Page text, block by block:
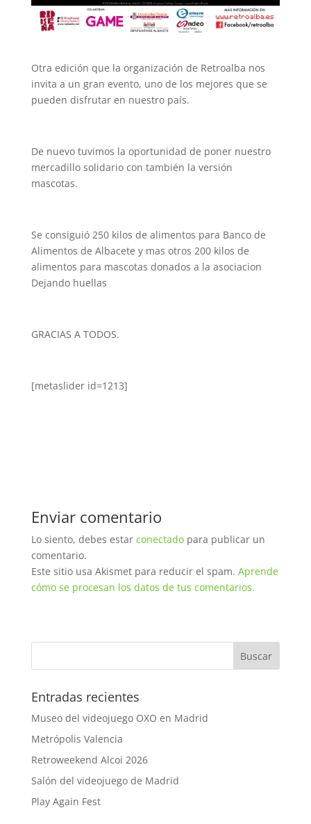
Otra edición que la organización de Retroalba nos
invita a un gran evento, uno de los mejores que se
pueden disfrutar en nuestro país.
De nuevo tuvimos la oportunidad de poner nuestro
mercadillo solidario con también la versión
mascotas.
Se consiguió 250 kilos de alimentos para Banco de
Alimentos de Albacete y mas otros 200 kilos de
alimentos para mascotas donados a la asociacion
Dejando huellas
GRACIAS A TODOS.
[metaslider id=1213]
Enviar comentario
Lo siento, debes estar conectadopara publicar un
comentario.
Este sitio usa Akismet para reducir el spam. Aprende
cómo se procesan los datos de tus comentarios.
Entradas recientes
Museo del videojuego OXO en Madrid
Metrópolis Valencia
Retroweekend Alcoi 2026
Salón del videojuego de Madrid
Play Again Fest